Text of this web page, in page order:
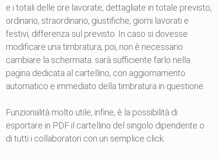
e i totali delle ore lavorate, dettagliate in totale previsto,
ordinario, straordinario, giustifiche, giorni lavorati e
festivi, differenza sul previsto. In caso si dovesse
modificare una timbratura, poi, non è necessario
cambiare la schermata: sarà sufficiente farlo nella
pagina dedicata al cartellino, con aggiornamento
automatico e immediato della timbratura in questione.
Funzionalità molto utile, infine, è la possibilità di
esportare in PDF il cartellino del singolo dipendente o
di tutti i collaboratori con un semplice click.